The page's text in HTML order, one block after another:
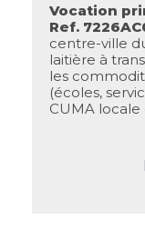
Vocation
Ref.
centre-ville
laitière à
les
(écoles,
CUMA